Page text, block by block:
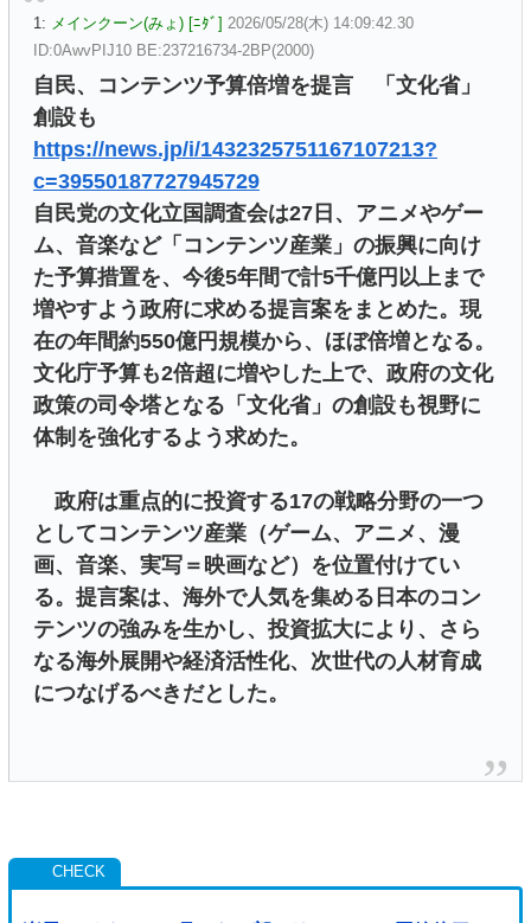
1: メインクーン(みょ) [ﾆﾀﾞ] 2026/05/28(木) 14:09:42.30
ID:0AwvPIJ10 BE:237216734-2BP(2000)
自民、コンテンツ予算倍増を提言 「文化省」
創設も
https://news.jp/i/1432325751167107213?
c=39550187727945729
自民党の文化立国調査会は27日、アニメやゲー
ム、音楽など「コンテンツ産業」の振興に向け
た予算措置を、今後5年間で計5千億円以上まで
増やすよう政府に求める提言案をまとめた。現
在の年間約550億円規模から、ほぼ倍増となる。
文化庁予算も2倍超に増やした上で、政府の文化
政策の司令塔となる「文化省」の創設も視野に
体制を強化するよう求めた。
政府は重点的に投資する17の戦略分野の一つ
としてコンテンツ産業（ゲーム、アニメ、漫
画、音楽、実写＝映画など）を位置付けてい
る。提言案は、海外で人気を集める日本のコン
テンツの強みを生かし、投資拡大により、さら
なる海外展開や経済活性化、次世代の人材育成
につなげるべきだとした。